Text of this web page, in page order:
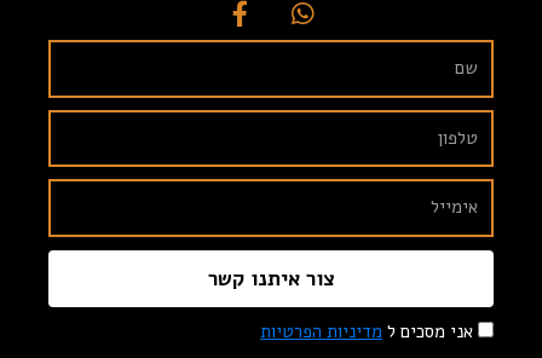
אני מסכים ל מדיניות הפרטיות
צור איתנו קשר